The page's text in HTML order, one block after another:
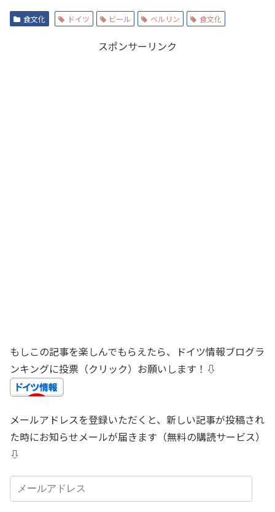
食文化 ドイツ ビール ベルリン 食文化
スポンサーリンク
もしこの記事を楽しんでもらえたら、ドイツ情報ブログラ
ンキングに投票（クリック）お願いします！⇩
メールアドレスを登録いただくと、新しい記事が投稿され
た時にお知らせメールが届きます（無料の購読サービス）
⇩